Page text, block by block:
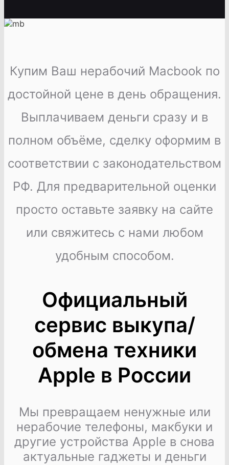
Купим Ваш нерабочий Macbook по
достойной цене в день обращения.
Выплачиваем деньги сразу и в
полном объёме, сделку оформим в
соответствии с законодательством
РФ. Для предварительной оценки
просто оставьте заявку на сайте
или свяжитесь с нами любом
удобным способом.
Официальный
сервис выкупа/
обмена техники
Apple в России
Мы превращаем ненужные или
нерабочие телефоны, макбуки и
другие устройства Apple в снова
актуальные гаджеты и деньги